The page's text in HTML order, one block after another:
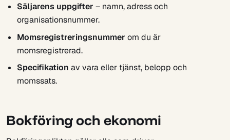
Säljarens uppgifter – namn, adress och
organisationsnummer.
Momsregistreringsnummer om du är
momsregistrerad.
Specifikation av vara eller tjänst, belopp och
momssats.
Bokföring och ekonomi